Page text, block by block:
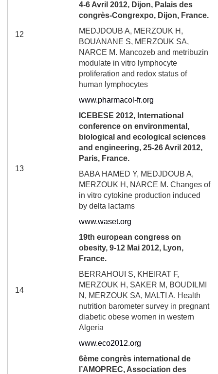
12
4-6 Avril 2012, Dijon, Palais des
congrès-Congrexpo, Dijon, France.
MEDJDOUB A, MERZOUK H,
BOUANANE S, MERZOUK SA,
NARCE M. Mancozeb and metribuzin
modulate in vitro lymphocyte
proliferation and redox status of
human lymphocytes
www.pharmacol-fr.org
13
ICEBESE 2012, International
conference on environmental,
biological and ecological sciences
and engineering, 25-26 Avril 2012,
Paris, France.
BABA HAMED Y, MEDJDOUB A,
MERZOUK H, NARCE M. Changes of
in vitro cytokine production induced
by delta lactams
www.waset.org
14
19th european congress on
obesity, 9-12 Mai 2012, Lyon,
France.
BERRAHOUI S, KHEIRAT F,
MERZOUK H, SAKER M, BOUDILMI
N, MERZOUK SA, MALTI A. Health
nutrition barometer survey in pregnant
diabetic obese women in western
Algeria
www.eco2012.org
6ème congrès international de
l’AMOPREC, Association des